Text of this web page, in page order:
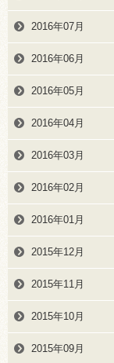
2016年07月
2016年06月
2016年05月
2016年04月
2016年03月
2016年02月
2016年01月
2015年12月
2015年11月
2015年10月
2015年09月